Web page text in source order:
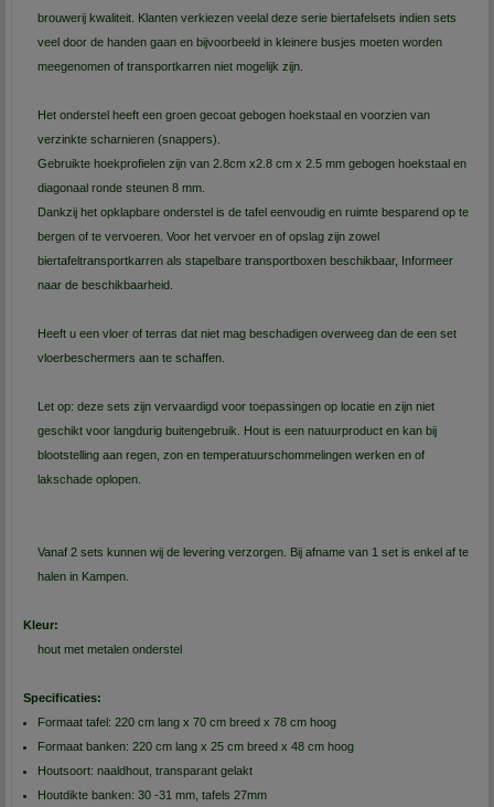
brouwerij kwaliteit. Klanten verkiezen veelal deze serie biertafelsets indien sets
veel door de handen gaan en bijvoorbeeld in kleinere busjes moeten worden
meegenomen of transportkarren niet mogelijk zijn.
Het onderstel heeft een groen gecoat gebogen hoekstaal en voorzien van
verzinkte scharnieren (snappers).
Gebruikte hoekprofielen zijn van 2.8cm x2.8 cm x 2.5 mm gebogen hoekstaal en
diagonaal ronde steunen 8 mm.
Dankzij het opklapbare onderstel is de tafel eenvoudig en ruimte besparend op te
bergen of te vervoeren. Voor het vervoer en of opslag zijn zowel
biertafeltransportkarren als stapelbare transportboxen beschikbaar, Informeer
naar de beschikbaarheid.
Heeft u een vloer of terras dat niet mag beschadigen overweeg dan de een set
vloerbeschermers aan te schaffen.
Let op: deze sets zijn vervaardigd voor toepassingen op locatie en zijn niet
geschikt voor langdurig buitengebruik. Hout is een natuurproduct en kan bij
blootstelling aan regen, zon en temperatuurschommelingen werken en of
lakschade oplopen.
Vanaf 2 sets kunnen wij de levering verzorgen. Bij afname van 1 set is enkel af te
halen in Kampen.
Kleur:
hout met metalen onderstel
Specificaties:
Formaat tafel: 220 cm lang x 70 cm breed x 78 cm hoog
Formaat banken: 220 cm lang x 25 cm breed x 48 cm hoog
Houtsoort: naaldhout, transparant gelakt
Houtdikte banken: 30 -31 mm, tafels 27mm